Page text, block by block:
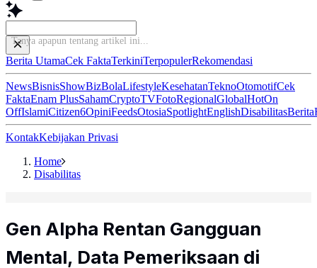
Tanya apap
Berita UtamaCek FaktaTerkiniTerpopulerRekomendasi
NewsBisnisShowBizBolaLifestyleKesehatanTeknoOtomotifCek
FaktaEnam PlusSahamCryptoTVFotoRegionalGlobalHotOn
OffIslamiCitizen6OpiniFeedsOtosiaSpotlightEnglishDisabilitasBerita
KontakKebijakan Privasi
Home
Disabilitas
Gen Alpha Rentan Gangguan
Mental, Data Pemeriksaan di